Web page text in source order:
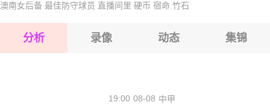
2026-08-17 【球会友谊】 琴斯托霍瓦VS奥林匹亚科斯
澳南女后备 最佳防守球员 直播间里 硬币 宿命 竹石
分析 录像 动态 集锦
08-08
19:00 中甲